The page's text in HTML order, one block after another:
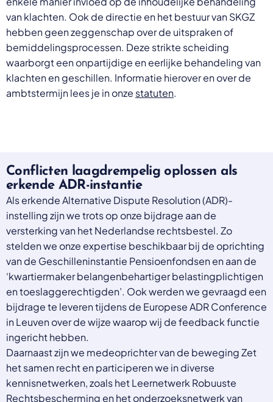
van klachten. Ook de directie en het bestuur van SKGZ
hebben geen zeggenschap over de uitspraken of
bemiddelingsprocessen. Deze strikte scheiding
waarborgt een onpartijdige en eerlijke behandeling van
klachten en geschillen. Informatie hierover en over de
ambtstermijn lees je in onze statuten.
Conflicten laagdrempelig oplossen als
erkende ADR-instantie
Als erkende Alternative Dispute Resolution (ADR)-
instelling zijn we trots op onze bijdrage aan de
versterking van het Nederlandse rechtsbestel. Zo
stelden we onze expertise beschikbaar bij de oprichting
van de Geschilleninstantie Pensioenfondsen en aan de
‘kwartiermaker belangenbehartiger belastingplichtigen
en toeslaggerechtigden’. Ook werden we gevraagd een
bijdrage te leveren tijdens de Europese ADR Conference
in Leuven over de wijze waarop wij de feedback functie
ingericht hebben.
Daarnaast zijn we medeoprichter van de beweging Zet
het samen recht en participeren we in diverse
kennisnetwerken, zoals het Leernetwerk Robuuste
Rechtsbescherming en het onderzoeksnetwerk van